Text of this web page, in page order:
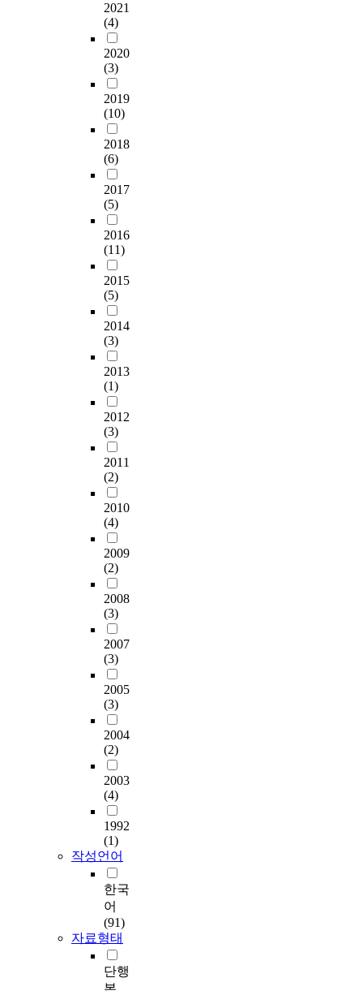
2021
(4)
2020
(3)
2019
(10)
2018
(6)
2017
(5)
2016
(11)
2015
(5)
2014
(3)
2013
(1)
2012
(3)
2011
(2)
2010
(4)
2009
(2)
2008
(3)
2007
(3)
2005
(3)
2004
(2)
2003
(4)
1992
(1)
작성언어
한국
어
(91)
자료형태
단행